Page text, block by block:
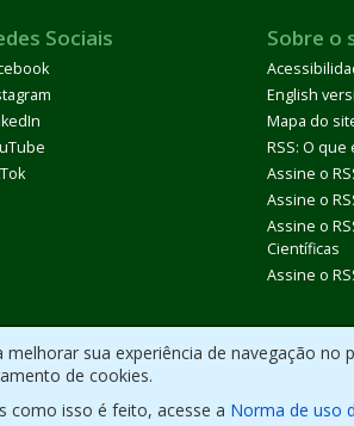
sua experiência de navegação no
de cookies.
como isso é feito, acesse a Norma de uso
Sociais Sobre o
English
Mapa do
RSS: O que
Assine o
Assine o
Assine o
Científicas
Assine o